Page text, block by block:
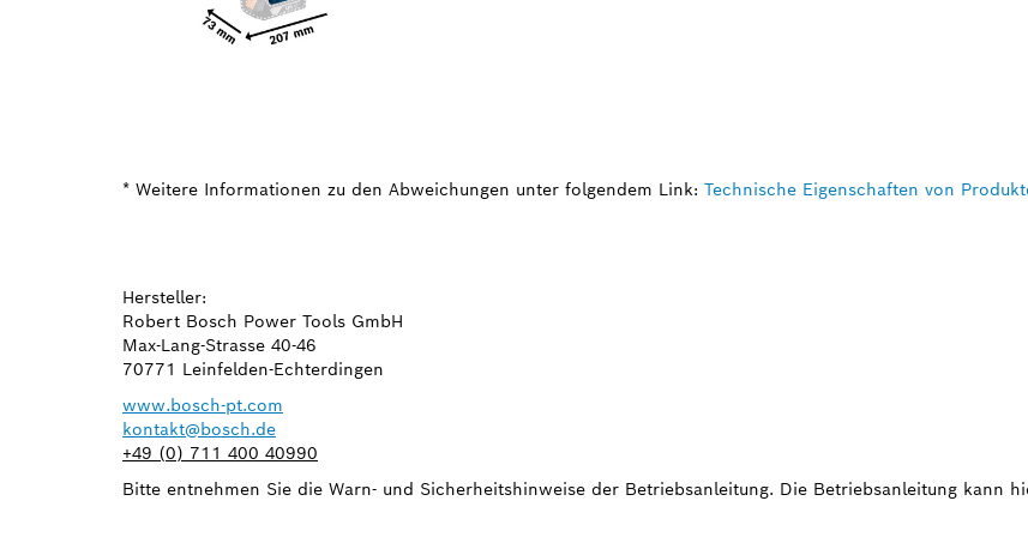
* Weitere Informationen zu den Abweichungen unter folgendem Link: Technische Eigenschaften von
Hersteller:
Robert Bosch Power Tools GmbH
Max-Lang-Strasse 40-46
70771 Leinfelden-Echterdingen
www.bosch-pt.com
kontakt@bosch.de
+49 (0) 711 400 40990
Bitte entnehmen Sie die Warn- und Sicherheitshinweise der Betriebsanleitung. Die Betriebsanleitung kann